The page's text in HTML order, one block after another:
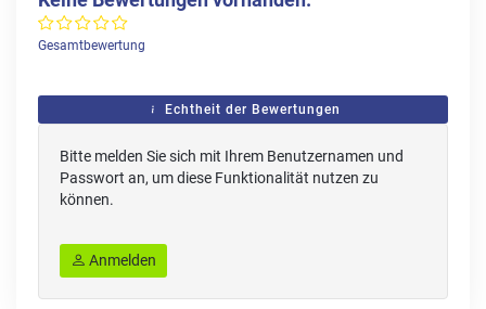
Gesamtbewertung
Echtheit der Bewertungen
Bitte melden Sie sich mit Ihrem Benutzernamen und
Passwort an, um diese Funktionalität nutzen zu
können.
Anmelden